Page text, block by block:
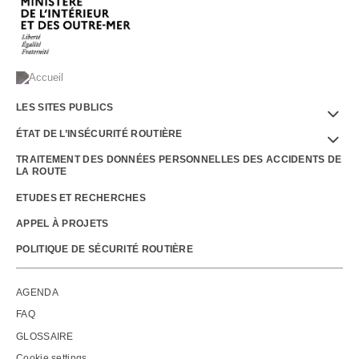
Menu
LES SITES PUBLICS
ÉTAT DE L’INSÉCURITÉ ROUTIÈRE
TRAITEMENT DES DONNÉES PERSONNELLES DES ACCIDENTS DE
LA ROUTE
ETUDES ET RECHERCHES
APPEL À PROJETS
POLITIQUE DE SÉCURITÉ ROUTIÈRE
Outils
AGENDA
FAQ
GLOSSAIRE